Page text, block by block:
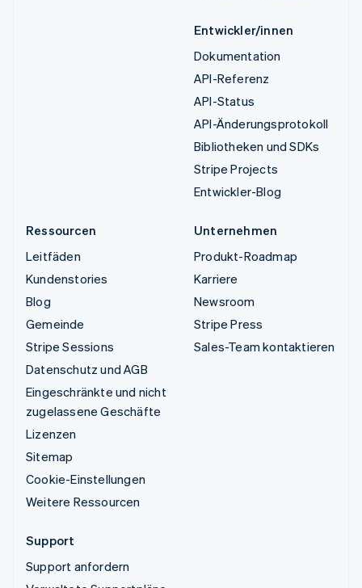
Entwickler/innen
Dokumentation
API-Referenz
API-Status
API-Änderungsprotokoll
Bibliotheken und SDKs
Stripe Projects
Entwickler-Blog
Ressourcen
Leitfäden
Kundenstories
Blog
Gemeinde
Stripe Sessions
Datenschutz und AGB
Eingeschränkte und nicht
zugelassene Geschäfte
Lizenzen
Sitemap
Cookie-Einstellungen
Weitere Ressourcen
Unternehmen
Produkt-Roadmap
Karriere
Newsroom
Stripe Press
Sales-Team kontaktieren
Support
Support anfordern